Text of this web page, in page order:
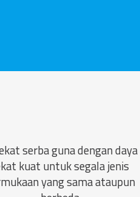
serba guna dengan daya
kuat untuk segala jenis
yang sama ataupun